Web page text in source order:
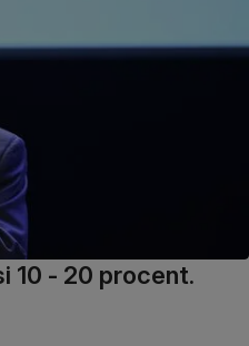
10 - 20 procent.